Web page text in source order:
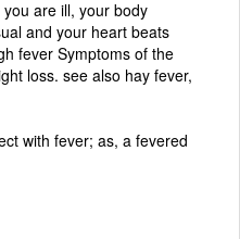
are ill, your body
and your heart beats
fever Symptoms of the
loss. see also hay fever,
with fever; as, a fevered